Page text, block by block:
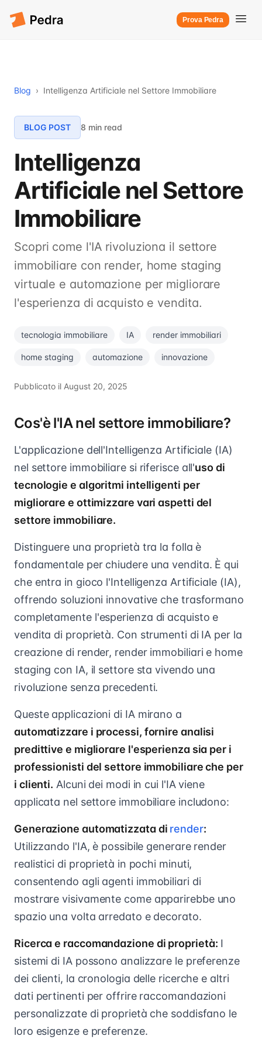
Prova Pedra
Blog › Intelligenza Artificiale nel Settore Immobiliare
BLOG POST 8 min read
Intelligenza
Artificiale nel Settore
Immobiliare
Scopri come l'IA rivoluziona il settore
immobiliare con render, home staging
virtuale e automazione per migliorare
l'esperienza di acquisto e vendita.
tecnologia immobiliare IA render immobiliari
home staging automazione innovazione
Pubblicato il August 20, 2025
Cos'è l'IA nel settore immobiliare?
L'applicazione dell'Intelligenza Artificiale (IA)
nel settore immobiliare si riferisce all'uso di
tecnologie e algoritmi intelligenti per
migliorare e ottimizzare vari aspetti del
settore immobiliare.
Distinguere una proprietà tra la folla è
fondamentale per chiudere una vendita. È qui
che entra in gioco l'Intelligenza Artificiale (IA),
offrendo soluzioni innovative che trasformano
completamente l'esperienza di acquisto e
vendita di proprietà. Con strumenti di IA per la
creazione di render, render immobiliari e home
staging con IA, il settore sta vivendo una
rivoluzione senza precedenti.
Queste applicazioni di IA mirano a
automatizzare i processi, fornire analisi
predittive e migliorare l'esperienza sia per i
professionisti del settore immobiliare che per
i clienti. Alcuni dei modi in cui l'IA viene
applicata nel settore immobiliare includono:
Generazione automatizzata di render:
Utilizzando l'IA, è possibile generare render
realistici di proprietà in pochi minuti,
consentendo agli agenti immobiliari di
mostrare visivamente come apparirebbe uno
spazio una volta arredato e decorato.
Ricerca e raccomandazione di proprietà: I
sistemi di IA possono analizzare le preferenze
dei clienti, la cronologia delle ricerche e altri
dati pertinenti per offrire raccomandazioni
personalizzate di proprietà che soddisfano le
loro esigenze e preferenze.